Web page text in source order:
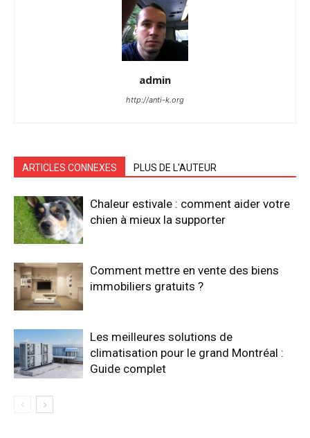
admin
http://anti-k.org
ARTICLES CONNEXES PLUS DE L'AUTEUR
Chaleur estivale : comment aider votre
chien à mieux la supporter
Comment mettre en vente des biens
immobiliers gratuits ?
Les meilleures solutions de
climatisation pour le grand Montréal :
Guide complet